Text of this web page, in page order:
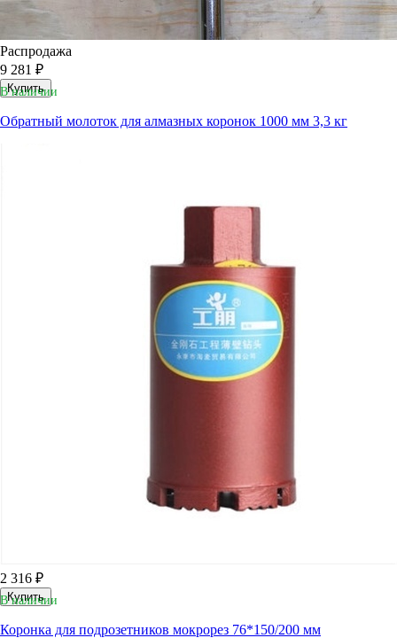
Распродажа
9 281 ₽
Купить
В наличии
Обратный молоток для алмазных коронок 1000 мм 3,3 кг
2 316 ₽
Купить
В наличии
Коронка для подрозетников мокрорез 76*150/200 мм